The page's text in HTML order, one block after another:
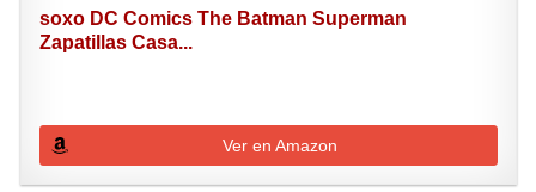
soxo DC Comics The Batman Superman
Zapatillas Casa...
Ver en Amazon